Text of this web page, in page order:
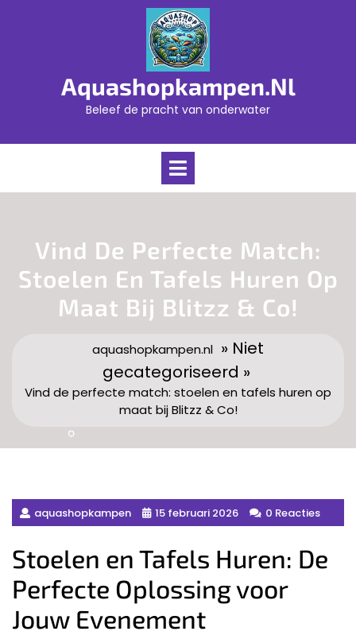
Aquashopkampen.nl
Beleef de pracht van onderwater
Open
Vind De Perfecte Match:
Stoelen En Tafels Huren Op
Maat Bij Blitzz & Co!
aquashopkampen.nl » Niet
gecategoriseerd »
Vind de perfecte match: stoelen en tafels huren op
maat bij Blitzz & Co!
aquashopkampen 15 februari 2026 0 Reacties
Stoelen en Tafels Huren: De
Perfecte Oplossing voor
Jouw Evenement